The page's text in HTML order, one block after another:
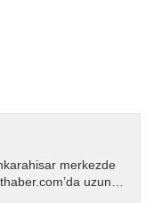
merkezde
uzun